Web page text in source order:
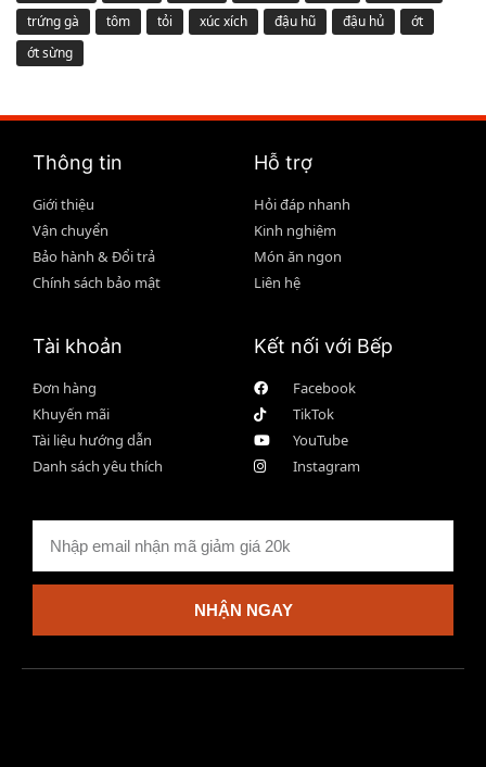
trứng gà
tôm tỏi xúc xích đậu hũ đậu hủ
ớt
ớt sừng
Thông tin
Giới thiệu
Vận chuyển
Bảo hành & Đổi trả
Chính sách bảo mật
Hỗ trợ
Hỏi đáp nhanh
Kinh nghiệm
Món ăn ngon
Liên hệ
Tài khoản
Đơn hàng
Khuyến mãi
Tài liệu hướng dẫn
Danh sách yêu thích
Kết nối với Bếp
Facebook
TikTok
YouTube
Instagram
NHẬN NGAY